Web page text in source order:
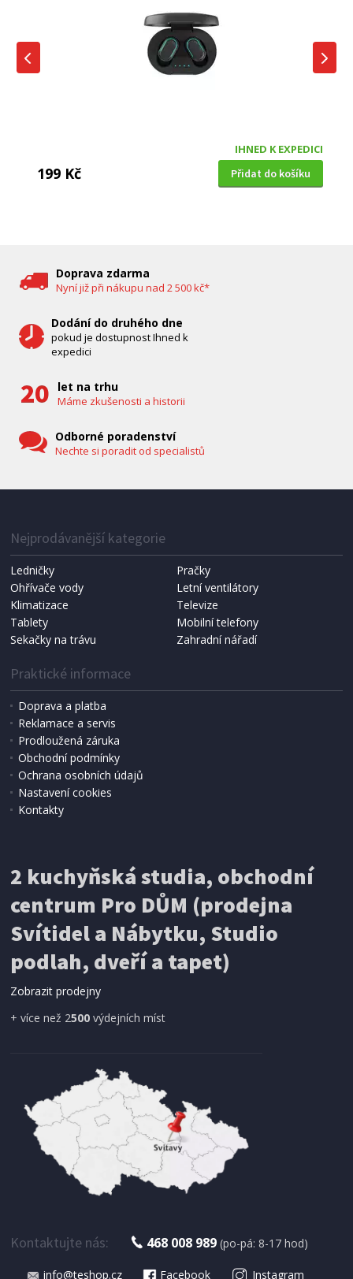
IHNED K EXPEDICI
199 Kč Přidat do košíku
NÁHRADNÍ SÁČKY DO VYSAVAČE
Koma KRA-SB02S (Multi Bag, S-BAG SMS)
199 Kč Přidat do košíku
SÍŤ PROTI HMYZU
ProGarden KO-CY5910600 Síť proti hmyzu do
dveří magnetická 210 x 100 cm
179 Kč
Doprava zdarma
Nyní již při nákupu nad 2 500 kč*
Dodání do druhého dne
pokud je dostupnost Ihned k
expedici
let na trhu
Máme zkušenosti a historii
Odborné poradenství
Nechte si poradit od specialistů
Nejprodávanější kategorie
Ledničky
Pračky
Ohřívače vody
Letní ventilátory
Klimatizace
Televize
Tablety
Mobilní telefony
Sekačky na trávu
Zahradní nářadí
Praktické informace
Doprava a platba
Reklamace a servis
Prodloužená záruka
Obchodní podmínky
Ochrana osobních údajů
Nastavení cookies
Kontakty
2 kuchyňská studia, obchodní
centrum Pro DŮM (prodejna
Svítidel a Nábytku, Studio
podlah, dveří a tapet)
Zobrazit prodejny
+ více než 2500 výdejních míst
Kontaktujte nás: 468 008 989 (po-pá: 8-17 hod)
info@teshop.cz Facebook Instagram